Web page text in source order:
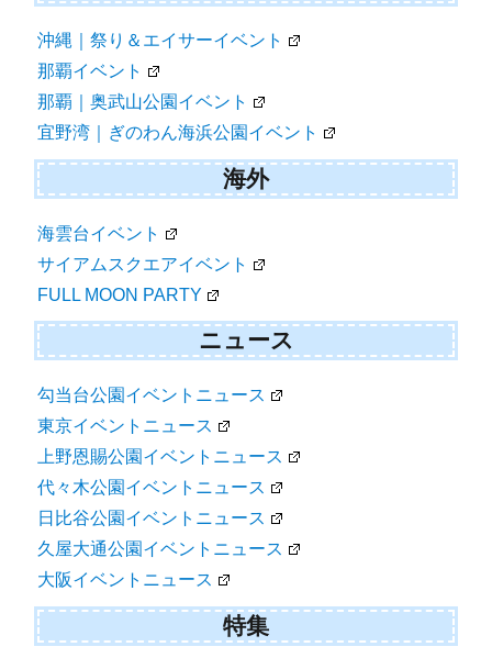
沖縄｜祭り＆エイサーイベント
那覇イベント
那覇｜奥武山公園イベント
宜野湾｜ぎのわん海浜公園イベント
海外
海雲台イベント
サイアムスクエアイベント
FULL MOON PARTY
ニュース
勾当台公園イベントニュース
東京イベントニュース
上野恩賜公園イベントニュース
代々木公園イベントニュース
日比谷公園イベントニュース
久屋大通公園イベントニュース
大阪イベントニュース
特集